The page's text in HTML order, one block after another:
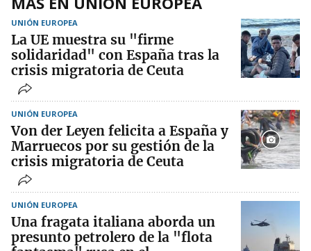
UNIÓN EUROPEA
La UE muestra su "firme
solidaridad" con España tras la
crisis migratoria de Ceuta
UNIÓN EUROPEA
Von der Leyen felicita a España y
Marruecos por su gestión de la
crisis migratoria de Ceuta
UNIÓN EUROPEA
Una fragata italiana aborda un
presunto petrolero de la "flota